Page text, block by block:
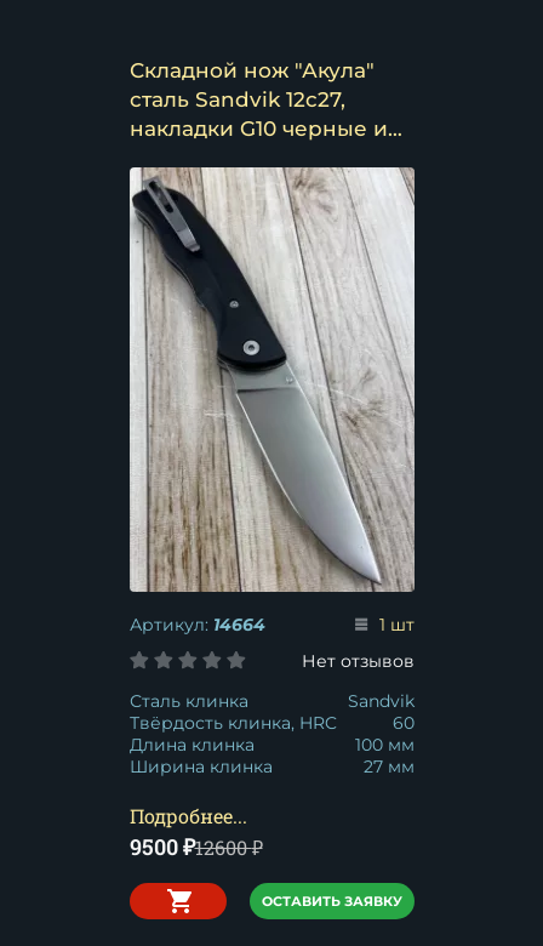
Складной нож "Акула"
сталь Sandvik 12c27,
накладки G10 черные и
Артикул: 14664
1 шт
Нет отзывов
Сталь клинка
Sandvik
Твёрдость клинка, HRC
60
Длина клинка
100 мм
Ширина клинка
27 мм
Подробнее...
9500₽12600₽
ОСТАВИТЬ ЗАЯВКУ